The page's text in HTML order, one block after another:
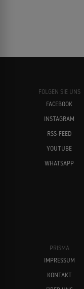
FOLGEN SIE UNS
FACEBOOK
INSTAGRAM
RSS-FEED
YOUTUBE
WHATSAPP
PRISMA
IMPRESSUM
KONTAKT